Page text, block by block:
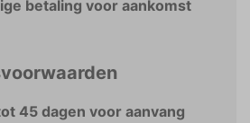
betaling voor aankomst
45 dagen voor aanvang